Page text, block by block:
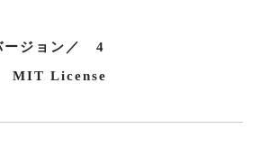
ージョン／ 4
MIT License